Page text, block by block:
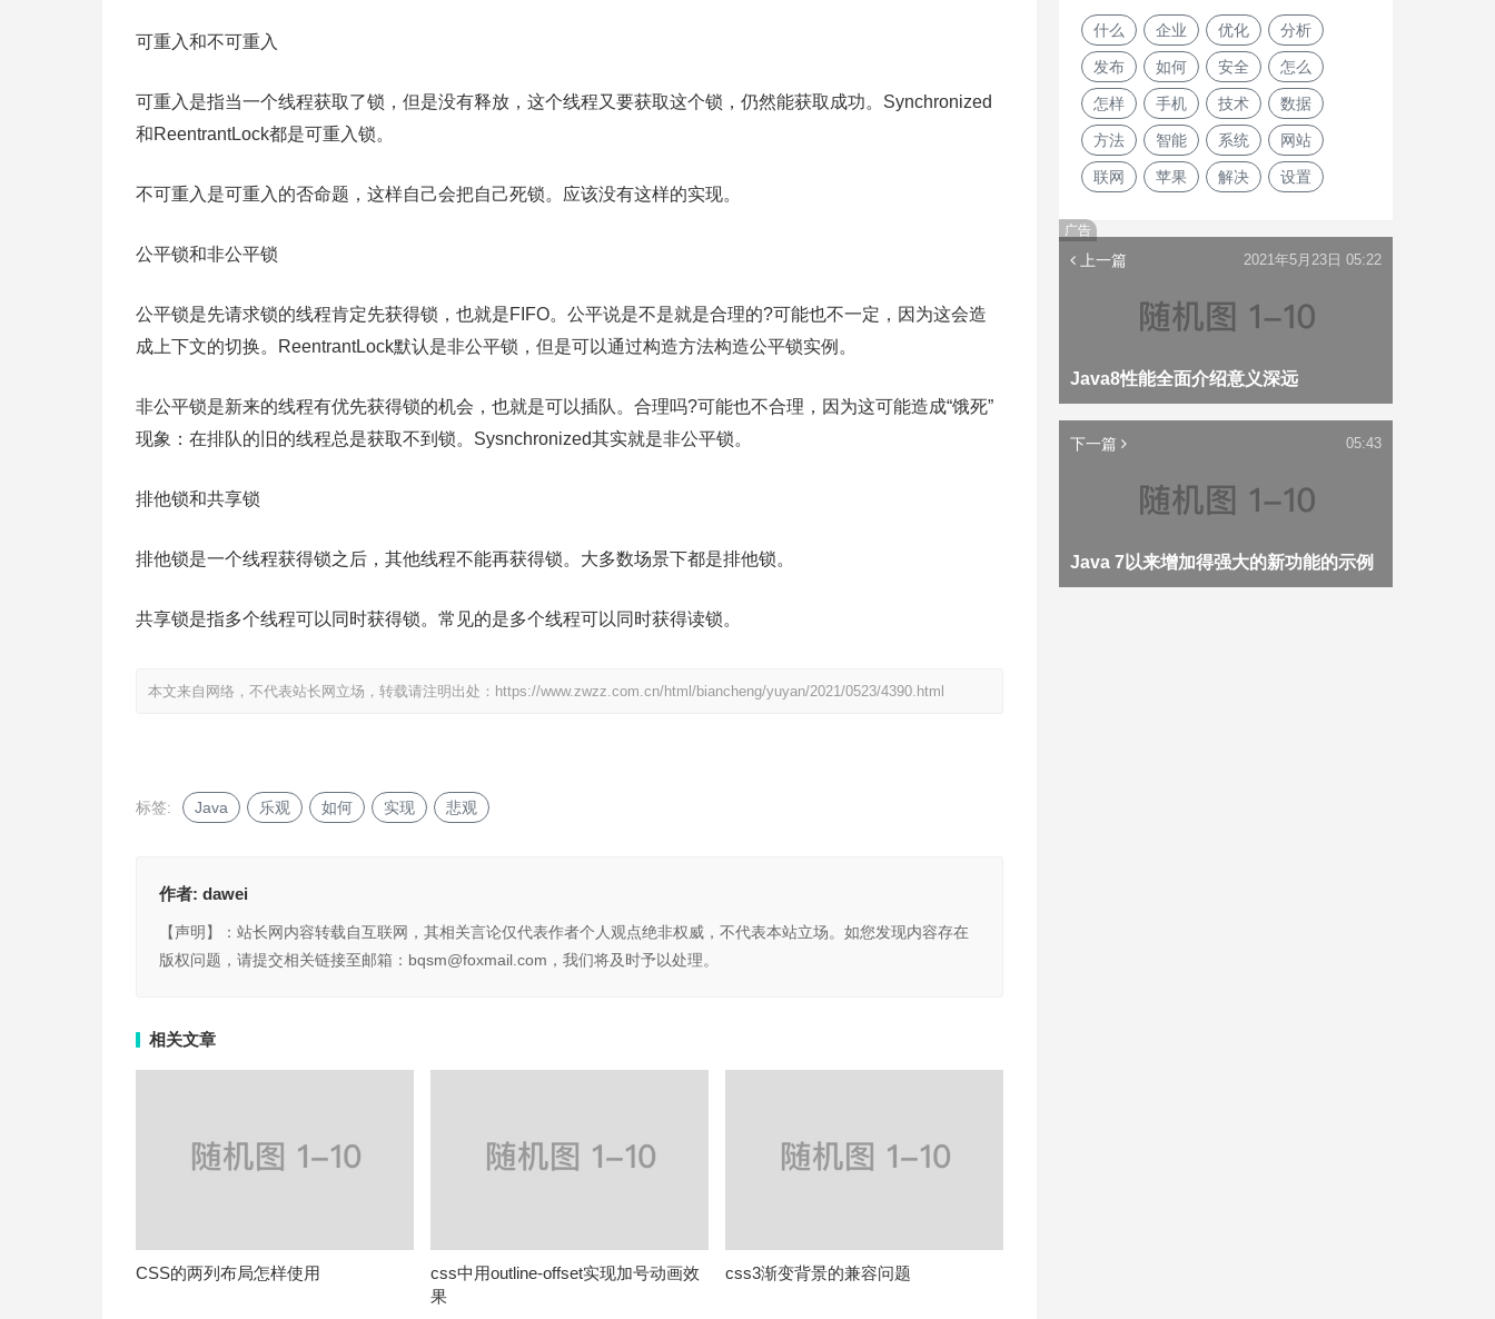
可重入和不可重入
可重入是指当一个线程获取了锁，但是没有释放，这个线程又要获取这个锁，仍然能获取成功。Synchronized
和ReentrantLock都是可重入锁。
不可重入是可重入的否命题，这样自己会把自己死锁。应该没有这样的实现。
公平锁和非公平锁
公平锁是先请求锁的线程肯定先获得锁，也就是FIFO。公平说是不是就是合理的?可能也不一定，因为这会造
成上下文的切换。ReentrantLock默认是非公平锁，但是可以通过构造方法构造公平锁实例。
非公平锁是新来的线程有优先获得锁的机会，也就是可以插队。合理吗?可能也不合理，因为这可能造成“饿死”
现象：在排队的旧的线程总是获取不到锁。Sysnchronized其实就是非公平锁。
排他锁和共享锁
排他锁是一个线程获得锁之后，其他线程不能再获得锁。大多数场景下都是排他锁。
共享锁是指多个线程可以同时获得锁。常见的是多个线程可以同时获得读锁。
本文来自网络，不代表站长网立场，转载请注明出处： https://www.zwzz.com.cn/html/biancheng/yuyan/2021/0523/4390.html
标签: Java 乐观 如何 实现 悲观
作者: dawei
【声明】：站长网内容转载自互联网，其相关言论仅代表作者个人观点绝非权威，不代表本站立场。如您发现内容存在
版权问题，请提交相关链接至邮箱：bqsm@foxmail.com，我们将及时予以处理。
相关文章
CSS的两列布局怎样使用
css中用outline-offset实现加号动画效
果
css3渐变背景的兼容问题
什么 企业 优化 分析
发布 如何 安全 怎么
怎样 手机 技术 数据
方法 智能 系统 网站
联网 苹果 解决 设置
广告
上一篇
Java8性能全面介绍意义深远
2021年5月23日 05:22
下一篇
Java 7以来增加得强大的新功能的示例
05:43